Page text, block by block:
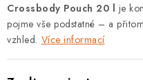
Crossbody Pouch 20 l je
pojme vše podstatné – a
vzhled. Více informací